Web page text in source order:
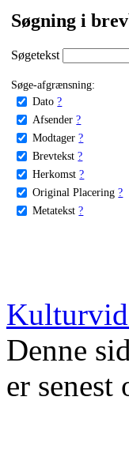
Søgning i
Søgetekst
Søge-afgrænsning:
Dato ?
Afsender ?
Modtager ?
Brevtekst ?
Herkomst ?
Original Placering ?
Metatekst ?
Denne
er senest